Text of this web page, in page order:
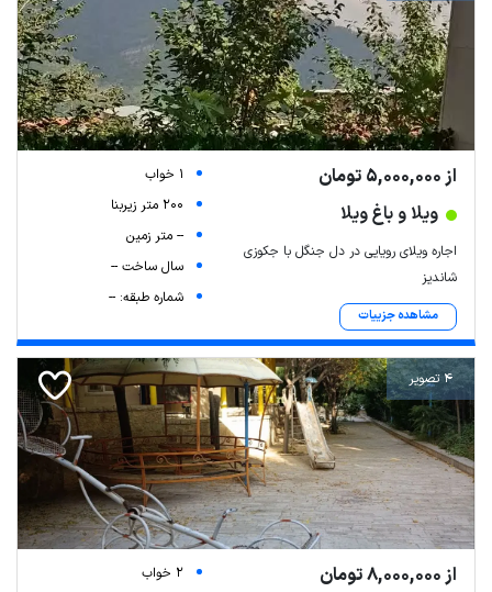
Leaflet| Map data ©ariamarz.com
از 5,000,000 تومان
ویلا و باغ ویلا
اجاره ویلای رویایی در دل جنگل با جکوزی
شاندیز
مشاهده جزییات
1 خواب
200 متر زیربنا
-- متر زمین
سال ساخت --
شماره طبقه: --
4 تصویر
از 8,000,000 تومان
2 خواب